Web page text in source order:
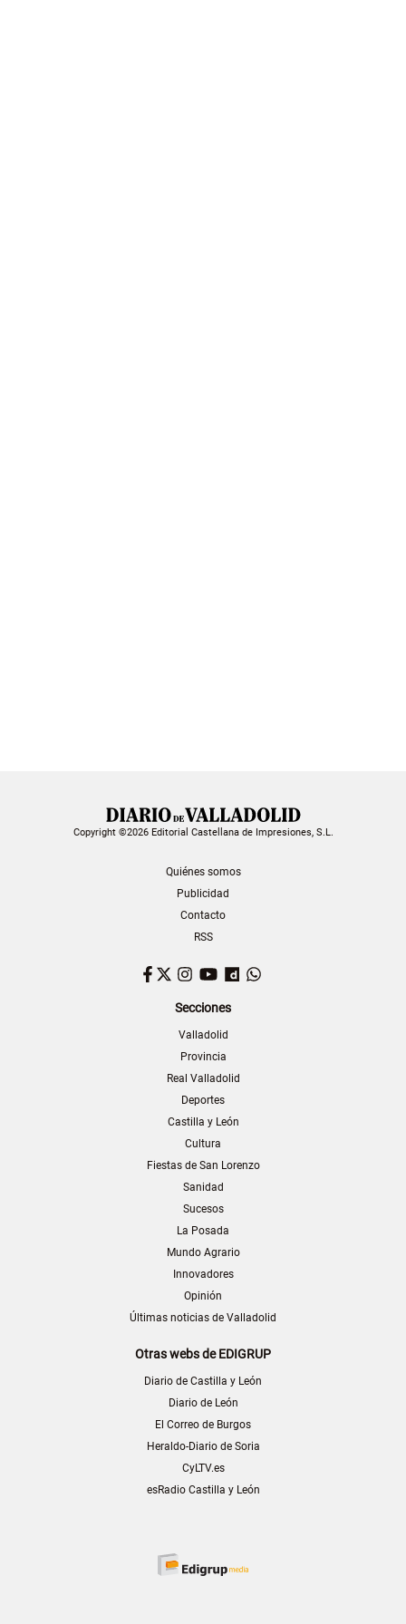
Copyright ©2026 Editorial Castellana de Impresiones, S.L.
Quiénes somos
Publicidad
Contacto
RSS
Facebook
TwitterInstagram
YouTubeDailymotion
Secciones
Valladolid
Provincia
Real Valladolid
Deportes
Castilla y León
Cultura
Fiestas de San Lorenzo
Sanidad
Sucesos
La Posada
Mundo Agrario
Innovadores
Opinión
Últimas noticias de Valladolid
Otras webs de EDIGRUP
Diario de Castilla y León
Diario de León
El Correo de Burgos
Heraldo-Diario de Soria
CyLTV.es
esRadio Castilla y León